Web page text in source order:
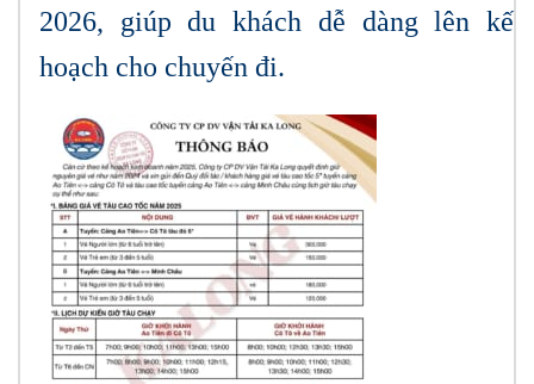
2026, giúp du khách dễ dàng lên kế
hoạch cho chuyến đi.